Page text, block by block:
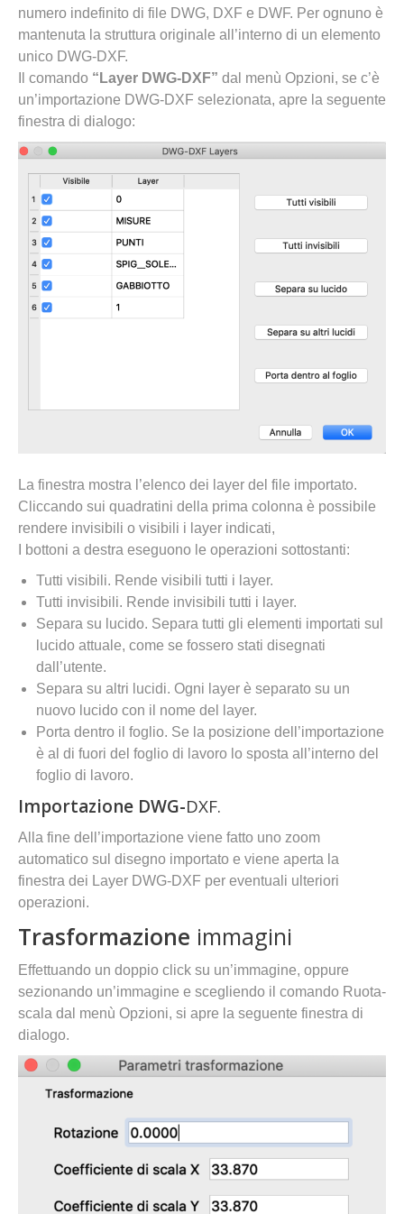
numero indefinito di file DWG, DXF e DWF. Per ognuno è
mantenuta la struttura originale all’interno di un elemento
unico DWG-DXF.
Il comando “Layer DWG-DXF” dal menù Opzioni, se c’è
un’importazione DWG-DXF selezionata, apre la seguente
finestra di dialogo:
La finestra mostra l’elenco dei layer del file importato.
Cliccando sui quadratini della prima colonna è possibile
rendere invisibili o visibili i layer indicati,
I bottoni a destra eseguono le operazioni sottostanti:
Tutti visibili. Rende visibili tutti i layer.
Tutti invisibili. Rende invisibili tutti i layer.
Separa su lucido. Separa tutti gli elementi importati sul
lucido attuale, come se fossero stati disegnati
dall’utente.
Separa su altri lucidi. Ogni layer è separato su un
nuovo lucido con il nome del layer.
Porta dentro il foglio. Se la posizione dell’importazione
è al di fuori del foglio di lavoro lo sposta all’interno del
foglio di lavoro.
Importazione DWG-DXF.
Alla fine dell’importazione viene fatto uno zoom
automatico sul disegno importato e viene aperta la
finestra dei Layer DWG-DXF per eventuali ulteriori
operazioni.
Trasformazione immagini
Effettuando un doppio click su un’immagine, oppure
sezionando un’immagine e scegliendo il comando Ruota-
scala dal menù Opzioni, si apre la seguente finestra di
dialogo.